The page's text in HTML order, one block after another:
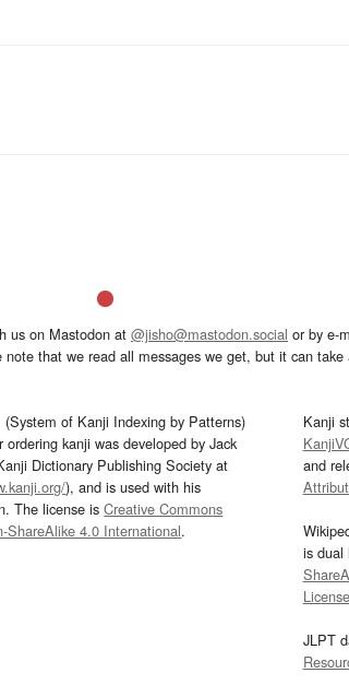
us on Mastodon at @jisho@mastodon.social or by e-
note that we read all messages we get, but it can
of Kanji Indexing by Patterns)
ordering kanji was developed by Jack
Dictionary Publishing Society at
), and is used with his
The license isCreative Commons
ShareAlike 4.0 International.
Kanji
and
is dual
License
JLPT